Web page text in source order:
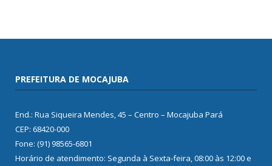
PREFEITURA DE MOCAJUBA
End.: Rua Siqueira Mendes, 45 – Centro – Mocajuba Pará
CEP: 68420-000
Fone: (91) 98565-6801
Horário de atendimento: Segunda à Sexta-feira, 08:00 às 12:00 e